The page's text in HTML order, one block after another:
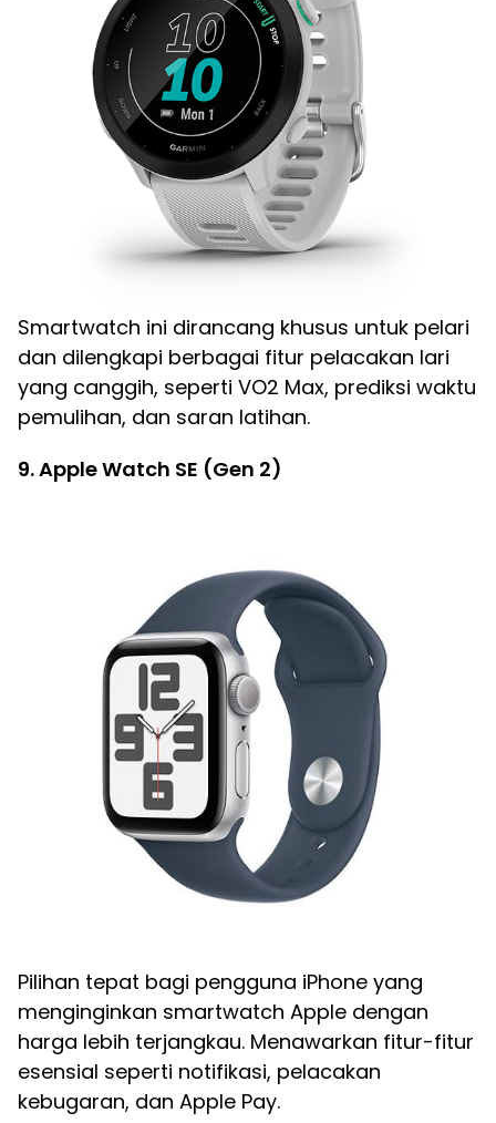
Smartwatch ini dirancang khusus untuk pelari
dan dilengkapi berbagai fitur pelacakan lari
yang canggih, seperti VO2 Max, prediksi waktu
pemulihan, dan saran latihan.
9. Apple Watch SE (Gen 2)
Pilihan tepat bagi pengguna iPhone yang
menginginkan smartwatch Apple dengan
harga lebih terjangkau. Menawarkan fitur-fitur
esensial seperti notifikasi, pelacakan
kebugaran, dan Apple Pay.